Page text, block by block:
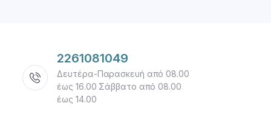
2261081049
Δευτέρα-Παρασκευή από 08.00
έως 16.00 Σάββατο από 08.00
έως 14.00